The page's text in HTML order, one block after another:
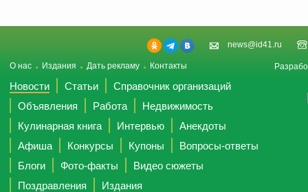
news@id41.ru
О нас Издания Дать рекламу Контакты
Новости Статьи
Справочник организаций
Объявления
Работа
Недвижимость
Кулинарная книга
Интервью
Анекдоты
Афиша
Конкурсы Купоны
Вопросы-ответы
Блоги
Фото-факты
Видео сюжеты
Поздравления
Издания